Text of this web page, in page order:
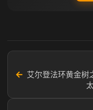
← 艾尔登法环黄金树